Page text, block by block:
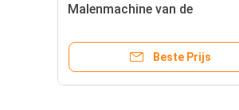
Malenmachine van de
Asboring
Beste Prijs